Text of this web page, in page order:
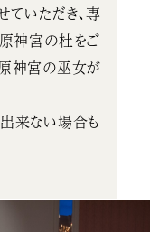
ていただき、専
神宮の杜をご
神宮の巫女が
来ない場合も